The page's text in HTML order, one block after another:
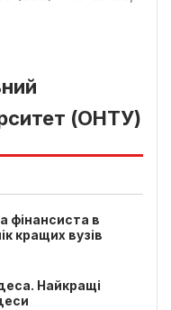
(ОНТУ)
фінансиста в
кращих вузів
Найкращі